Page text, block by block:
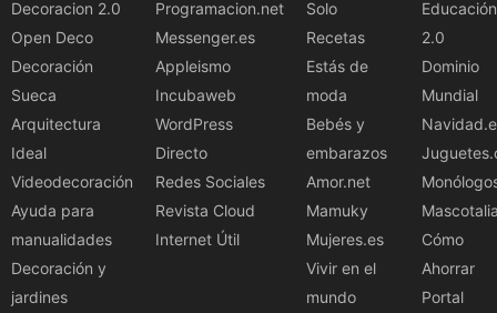
Decoracion 2.0
Open Deco
Decoración
Sueca
Arquitectura
Ideal
Videodecoración
Ayuda para
manualidades
Decoración y
jardines
Programacion.net
Messenger.es
Appleismo
Incubaweb
WordPress
Directo
Redes Sociales
Revista Cloud
Internet Útil
Solo
Recetas
Estás de
moda
Bebés y
embarazos
Amor.net
Mamuky
Mujeres.es
Vivir en el
mundo
Educación
2.0
Dominio
Mundial
Cómo
Ahorrar
Portal